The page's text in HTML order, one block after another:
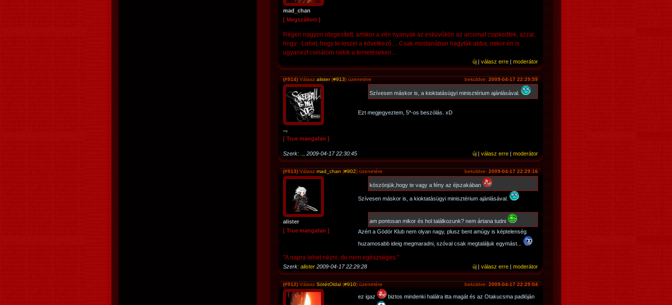
mad_chan
[ Megszállott ]
Régen nagyon idegesített, amikor a vén nyanyák az esküvőkön az arcomat csipkedték, azzal,
hogy: -Lehet, hogy te leszel a következő.... Csak mostanában hagyták abba, mikor én is
ugyanezt csinálom nekik a temetéseken...
új | válasz erre | moderátor
beküldve: 2009-04-17 22:29:59
(#914) Válasz alister(#913) üzenetére
..,
[ True mangafan ]
Szívesen máskor is, a kioktatásügyi minisztérium ajánlásával.
Ezt megjegyeztem, 5*-os beszólás. xD
új | válasz erre | moderátor
Szerk: 2009-04-17 22:30:45
beküldve: 2009-04-17 22:29:16
(#913) Válasz mad_chan (#902) üzenetére
alister
[ True mangafan ]
köszönjük,hogy te vagy a fény az éjszakában
Szívesen máskor is, a kioktatásügyi minisztérium ajánlásával.
am pontosan mikor és hol találkozunk? nem ártana tudni
Azért a Gödör Klub nem olyan nagy, plusz bent amúgy is képtelenség
huzamosabb ideig megmaradni, szóval csak megtaláljuk egymást...
"A napra lehet nézni, de nem egészséges."
új | válasz erre | moderátor
Szerk: alister 2009-04-17 22:29:28
beküldve: 2009-04-17 22:29:04
(#912) Válasz SötétOldal (#910) üzenetére
ez igaz
biztos mindenki halálra itta magát és az Otakucsma padlóján